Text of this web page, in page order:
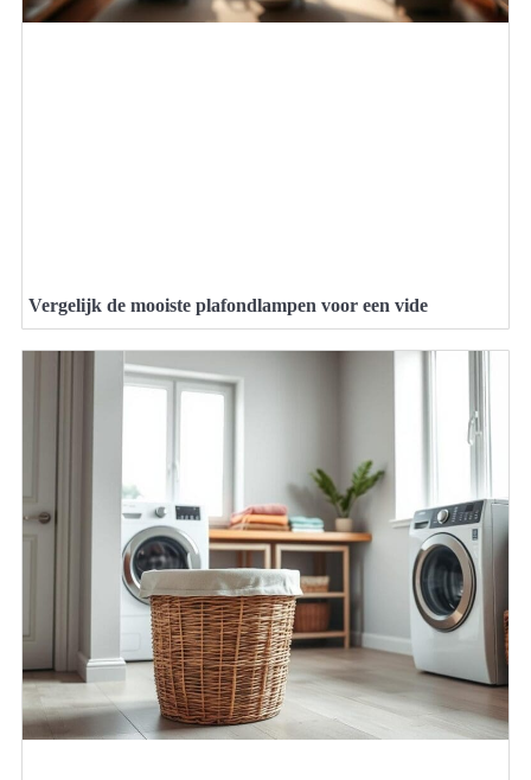
Vergelijk de mooiste plafondlampen voor een vide